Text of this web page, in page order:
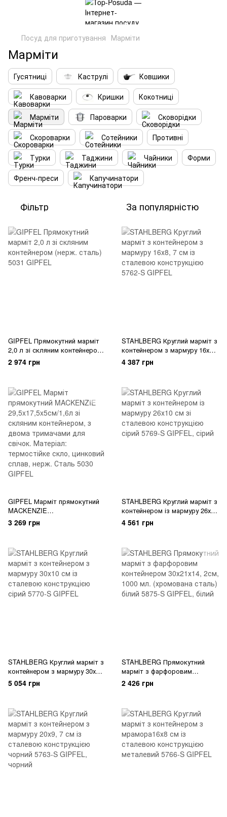
Посуд для приготування Марміти
Марміти
Гусятниці Каструлі
Ковшики
Кавоварки
Кришки
Кокотниці
Марміти
Пароварки
Сковорідки
Скороварки
Сотейники
Противні
Турки
Таджини Чайники
Форми
Френч-преси
Капучинатори
Фільтр За популярністю
GIPFEL Прямокутний марміт
2,0 л зі скляним контейнером
(нерж. сталь) 5031 GIPFEL
2 974 грн
STAHLBERG Круглий марміт з
контейнером з мармуру 16х8,
7 см із сталевою
конструкцією 5762-S GIPFEL
4 387 грн
GIPFEL Марміт прямокутний
MACKENZIE
29,5x17,5x5см/1,6л зі скляним
контейнером, з двома
Матеріал: термостійке скло,
цинковий сплав, нерж. Сталь
5030 GIPFEL
3 269 грн
STAHLBERG Круглий марміт з
контейнером із мармуру 26х10
см зі сталевою конструкцією
сірий 5769-S GIPFEL
4 561 грн
STAHLBERG Круглий марміт з
контейнером з мармуру 30х10
см із сталевою конструкцією
сірий 5770-S GIPFEL
5 054 грн
STAHLBERG Прямокутний
марміт з фарфоровим
контейнером 30х21х14, 2см,
1000 мл. (хромована сталь)
2 426 грн